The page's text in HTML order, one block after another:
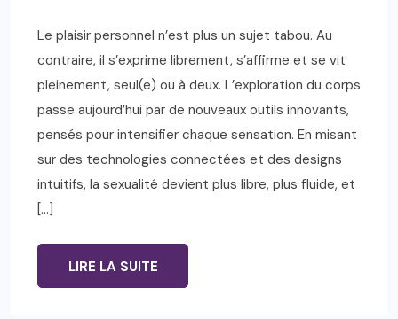
Le plaisir personnel n’est plus un sujet tabou. Au
contraire, il s’exprime librement, s’affirme et se vit
pleinement, seul(e) ou à deux. L’exploration du corps
passe aujourd’hui par de nouveaux outils innovants,
pensés pour intensifier chaque sensation. En misant
sur des technologies connectées et des designs
intuitifs, la sexualité devient plus libre, plus fluide, et
[…]
LIRE LA SUITE